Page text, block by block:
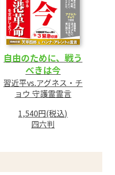
自由のために、戦う
べきは今
習近平vs.アグネス・チ
ョウ 守護霊霊言
1,540円(税込)
四六判